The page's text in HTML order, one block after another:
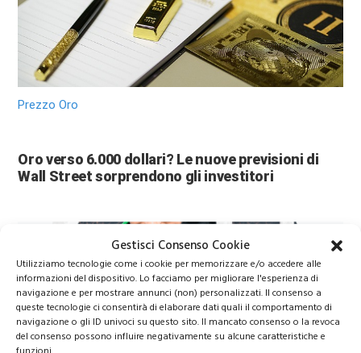
Gestisci Consenso Cookie
Utilizziamo tecnologie come i cookie per memorizzare e/o accedere alle
informazioni del dispositivo. Lo facciamo per migliorare l'esperienza di
navigazione e per mostrare annunci (non) personalizzati. Il consenso a
queste tecnologie ci consentirà di elaborare dati quali il comportamento di
navigazione o gli ID univoci su questo sito. Il mancato consenso o la revoca
del consenso possono influire negativamente su alcune caratteristiche e
Prezzo Oro
Oro verso 6.000 dollari? Le nuove previsioni di
Wall Street sorprendono gli investitori